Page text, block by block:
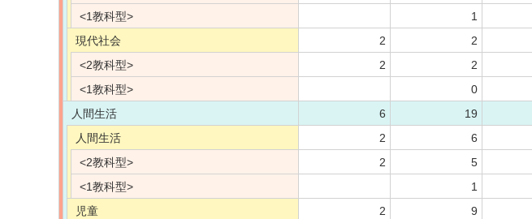
<1教科型>
1
現代社会
2 2
<2教科型>
2 2
<1教科型>
0
人間生活
6 19
人間生活
2 6
<2教科型>
2 5
<1教科型>
1
児童
2 9